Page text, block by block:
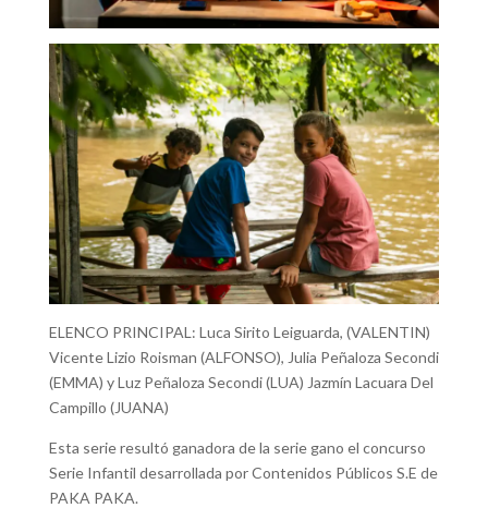
ELENCO PRINCIPAL: Luca Sirito Leiguarda, (VALENTIN)
Vicente Lizio Roisman (ALFONSO), Julia Peñaloza Secondi
(EMMA) y Luz Peñaloza Secondi (LUA) Jazmín Lacuara Del
Campillo (JUANA)
Esta serie resultó ganadora de la serie gano el concurso
Serie Infantil desarrollada por Contenidos Públicos S.E de
PAKA PAKA.